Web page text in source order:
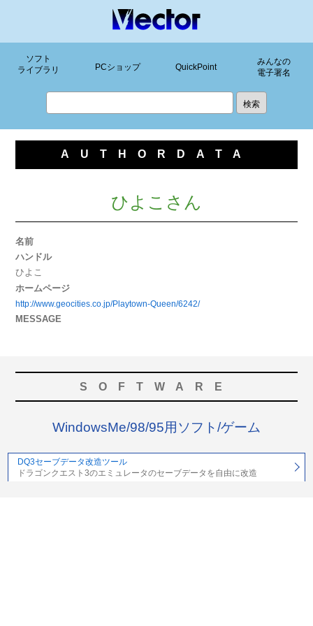
ソフト
ライブラリ
PCショップ QuickPoint
みんなの
電子署名
AUTHORDATA
ひよこさん
名前
ハンドル
ひよこ
ホームページ
http://www.geocities.co.jp/Playtown-Queen/6242/
MESSAGE
SOFTWARE
WindowsMe/98/95用ソフト/ゲーム
DQ3セーブデータ改造ツール
ドラゴンクエスト3のエミュレータのセーブデータを自由に改造